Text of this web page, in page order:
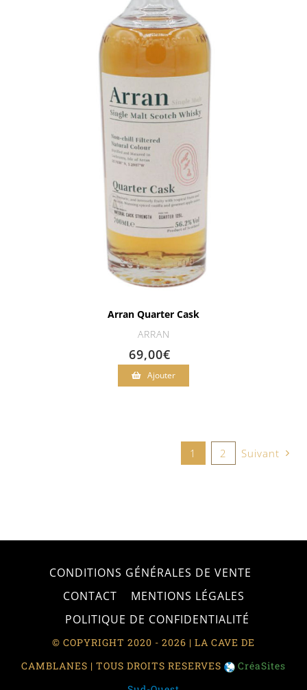
Arran Quarter Cask
ARRAN
69,00€
Ajouter
1 2 Suivant
CONDITIONS GÉNÉRALES DE VENTE
CONTACT
MENTIONS LÉGALES
POLITIQUE DE CONFIDENTIALITÉ
© COPYRIGHT 2020 - 2026 | LA CAVE DE
CAMBLANES | TOUS DROITS RESERVES
CréaSites